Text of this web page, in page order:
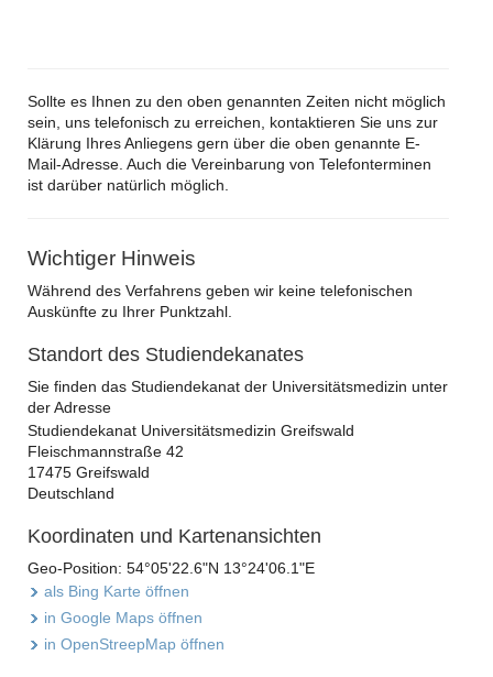
Sollte es Ihnen zu den oben genannten Zeiten nicht möglich
sein, uns telefonisch zu erreichen, kontaktieren Sie uns zur
Klärung Ihres Anliegens gern über die oben genannte E-
Mail-Adresse. Auch die Vereinbarung von Telefonterminen
ist darüber natürlich möglich.
Wichtiger Hinweis
Während des Verfahrens geben wir keine telefonischen
Auskünfte zu Ihrer Punktzahl.
Standort des Studiendekanates
Sie finden das Studiendekanat der Universitätsmedizin unter
der Adresse
Studiendekanat Universitätsmedizin Greifswald
Fleischmannstraße 42
17475 Greifswald
Deutschland
Koordinaten und Kartenansichten
Geo-Position: 54°05'22.6"N 13°24'06.1"E
als Bing Karte öffnen
in Google Maps öffnen
in OpenStreepMap öffnen